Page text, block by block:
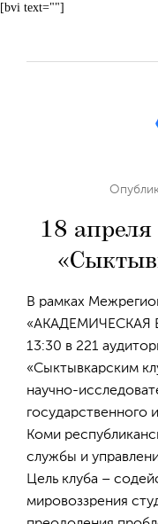
[bvi text=""]
18 апреля
В рамках
«АКАДЕМИЧЕСКАЯ
13:30 в 221
«Сыктывкарским
научно-
государственного
Коми
службы и
Цель клуба –
мировоззрения